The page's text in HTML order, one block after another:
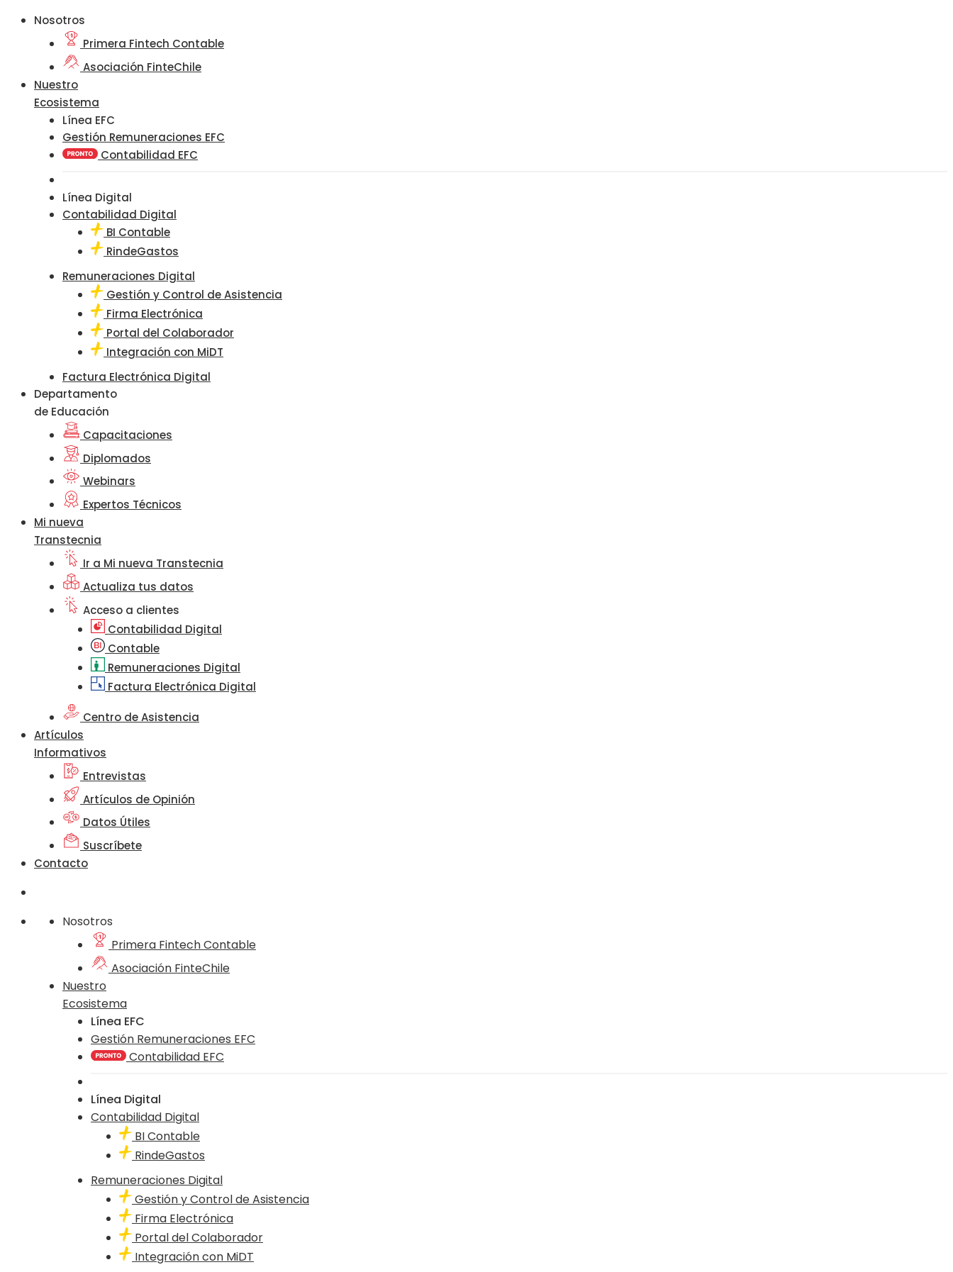
Nosotros
Primera Fintech Contable
Asociación FinteChile
Nuestro
Ecosistema
Línea EFC
Gestión Remuneraciones EFC
Contabilidad EFC
Línea Digital
Contabilidad Digital
BI Contable
RindeGastos
Remuneraciones Digital
Gestión y Control de Asistencia
Firma Electrónica
Portal del Colaborador
Integración con MiDT
Factura Electrónica Digital
Departamento
de Educación
Capacitaciones
Diplomados
Webinars
Expertos Técnicos
Mi nueva
Transtecnia
Ir a Mi nueva Transtecnia
Actualiza tus datos
Acceso a clientes
Contabilidad Digital
Contable
Remuneraciones Digital
Factura Electrónica Digital
Centro de Asistencia
Artículos
Informativos
Entrevistas
Artículos de Opinión
Datos Útiles
Suscríbete
Contacto
Nosotros
Primera Fintech Contable
Asociación FinteChile
Nuestro
Ecosistema
Línea EFC
Gestión Remuneraciones EFC
Contabilidad EFC
Línea Digital
Contabilidad Digital
BI Contable
RindeGastos
Remuneraciones Digital
Gestión y Control de Asistencia
Firma Electrónica
Portal del Colaborador
Integración con MiDT